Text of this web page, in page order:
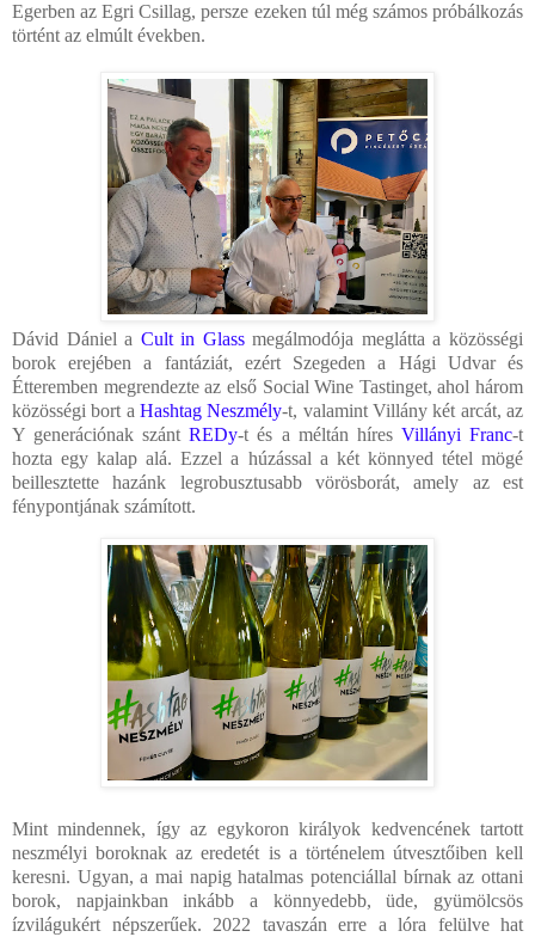
Egerben az Egri Csillag, persze ezeken túl még számos próbálkozás
történt az elmúlt években.
Dávid Dániel a Cult in Glassmegálmodója meglátta a közösségi
borok erejében a fantáziát, ezért Szegeden a Hági Udvar és
Étteremben megrendezte az első Social Wine Tastinget, ahol három
közösségi bort a Hashtag Neszmély-t, valamint Villány két arcát, az
Y generációnak szántREDy-t és a méltán híres Villányi Franc-t
hozta egy kalap alá. Ezzel a húzással a két könnyed tétel mögé
beillesztette hazánk legrobusztusabb vörösborát, amely az est
fénypontjának számított.
Mint mindennek, így az egykoron királyok kedvencének tartott
neszmélyi boroknak az eredetét is a történelem útvesztőiben kell
keresni. Ugyan, a mai napig hatalmas potenciállal bírnak az ottani
borok, napjainkban inkább a könnyedebb, üde, gyümölcsös
ízvilágukért népszerűek. 2022 tavaszán erre a lóra felülve hat